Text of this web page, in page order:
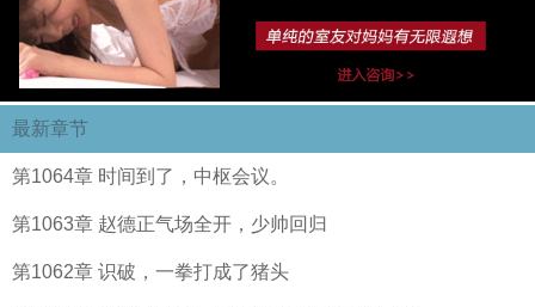
最新章节
第1064章 时间到了，中枢会议。
第1063章 赵德正气场全开，少帅回归
第1062章 识破，一拳打成了猪头